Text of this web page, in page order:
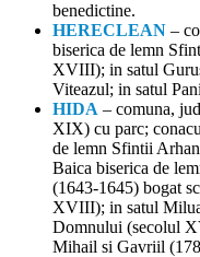
benedictine.
HERECLEAN –
biserica de lemn
XVIII); in satul
Viteazul; in satul
HIDA – comuna,
XIX) cu parc;
de lemn Sfintii
Baica biserica de
(1643-1645) bogat
XVIII); in satul
Domnului (secolul
Mihail si Gavriil